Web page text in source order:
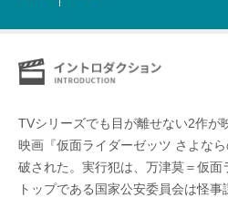
TVシリーズでも目が離せない2作が
映画『仮面ライダーゼッツ さよな
破された。実行犯は、万津莫＝仮
トップである国家公安委員会は怪